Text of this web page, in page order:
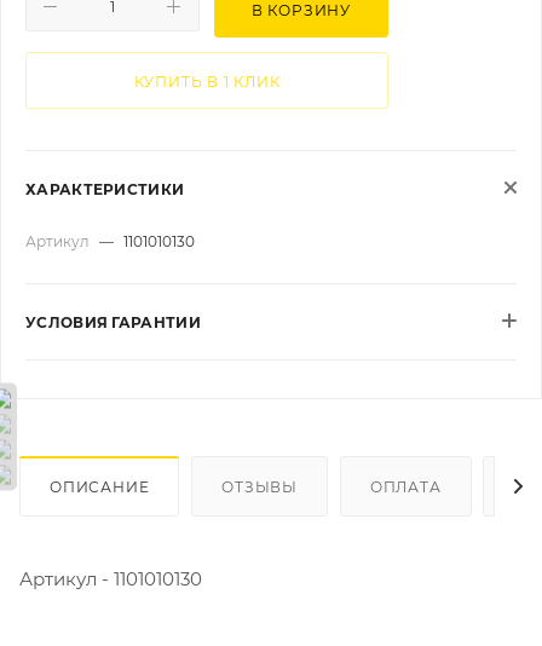
В КОРЗИНУ
КУПИТЬ В 1 КЛИК
ХАРАКТЕРИСТИКИ
Артикул — 1101010130
УСЛОВИЯ ГАРАНТИИ
ОПИСАНИЕ ОТЗЫВЫ ОПЛАТА
Артикул - 1101010130